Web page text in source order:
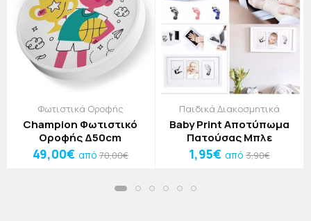
Φωτιστικά Οροφής
Champion Φωτιστικό
Οροφής Δ50cm
49,00€ από 70,00€
Παιδικά Διακοσμητικά
Baby Print Αποτύπωμα
Πατούσας Μπλε
1,95€ από 3,90€